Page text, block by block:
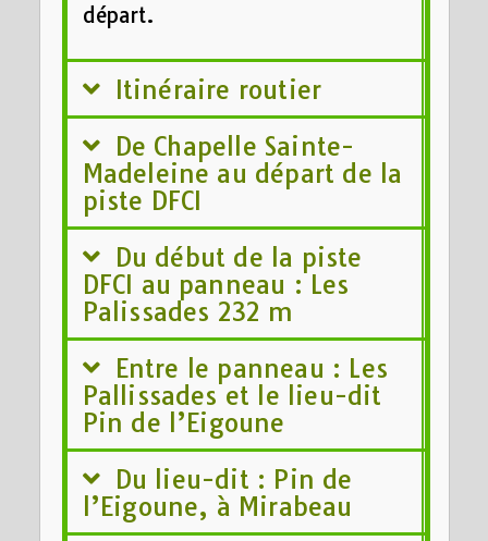
départ.
Itinéraire routier
De Chapelle Sainte-
Madeleine au départ de la
piste DFCI
Du début de la piste
DFCI au panneau : Les
Palissades 232 m
Entre le panneau : Les
Pallissades et le lieu-dit
Pin de l’Eigoune
Du lieu-dit : Pin de
l’Eigoune, à Mirabeau